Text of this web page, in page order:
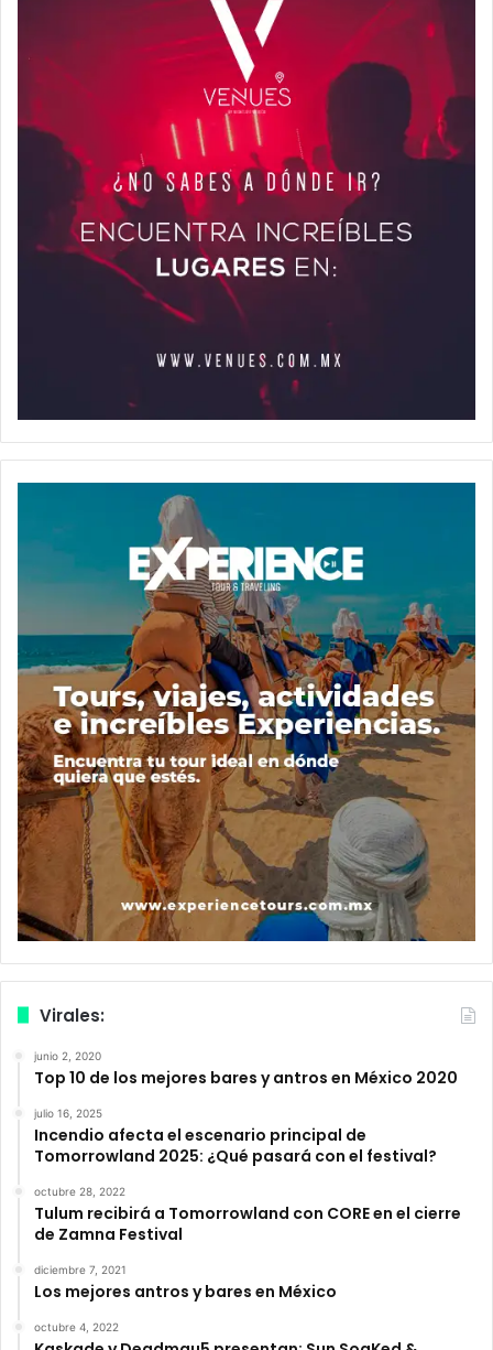
Virales:
junio 2, 2020
Top 10 de los mejores bares y antros en México 2020
julio 16, 2025
Incendio afecta el escenario principal de
Tomorrowland 2025: ¿Qué pasará con el festival?
octubre 28, 2022
Tulum recibirá a Tomorrowland con CORE en el cierre
de Zamna Festival
diciembre 7, 2021
Los mejores antros y bares en México
octubre 4, 2022